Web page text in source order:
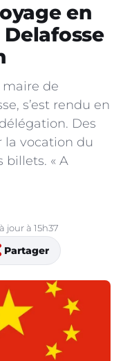
en
maire de
s’est rendu en
Des
vocation du
billets. « A
jour à 15h37
Partager